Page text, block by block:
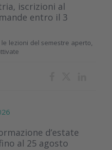
iscrizioni al
entro il 3
lezioni del semestre aperto,
d’estate
al 25 agosto